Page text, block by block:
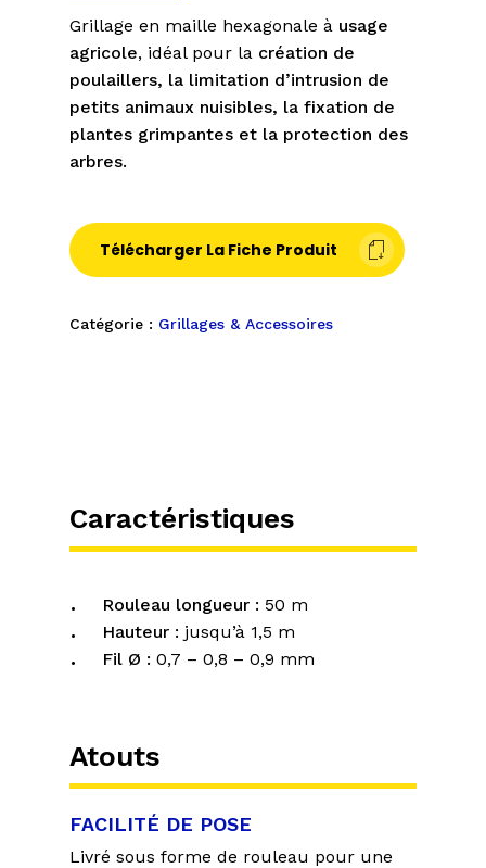
Grillage en maille hexagonale à usage
agricole, idéal pour la création de
poulaillers, la limitation d’intrusion de
petits animaux nuisibles, la fixation de
plantes grimpantes et la protection des
arbres.
Télécharger La Fiche Produit
Catégorie : Grillages & Accessoires
Caractéristiques
Rouleau longueur : 50 m
Hauteur : jusqu’à 1,5 m
Fil Ø : 0,7 – 0,8 – 0,9 mm
Atouts
FACILITÉ DE POSE
Livré sous forme de rouleau pour une